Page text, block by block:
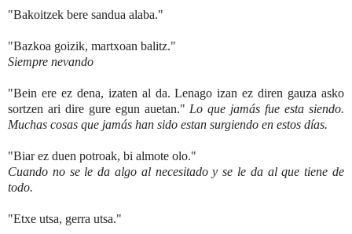
"Bakoitzek bere sandua alaba."
"Bazkoa goizik, martxoan balitz."
Siempre nevando
"Bein ere ez dena, izaten al da. Lenago izan ez diren gauza asko
sortzen ari dire gure egun auetan." Lo que jamás fue esta siendo.
Muchas cosas que jamás han sido estan surgiendo en estos días.
"Biar ez duen potroak, bi almote olo."
Cuando no se le da algo al necesitado y se le da al que tiene de
todo.
"Etxe utsa, gerra utsa."